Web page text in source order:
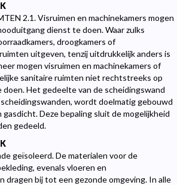
2.1. Visruimen en machinekamers mogen
dienst te doen. Waar zulks
droogkamers of
uitgeven, tenzij uitdrukkelijk anders is
mogen visruimen en machinekamers of
sanitaire ruimten niet rechtstreeks op
Het gedeelte van de scheidingswand
wordt doelmatig gebouwd
Deze bepaling sluit de mogelijkheid
gedeeld.
geïsoleerd. De materialen voor de
evenals vloeren en
bij tot een gezonde omgeving. In alle